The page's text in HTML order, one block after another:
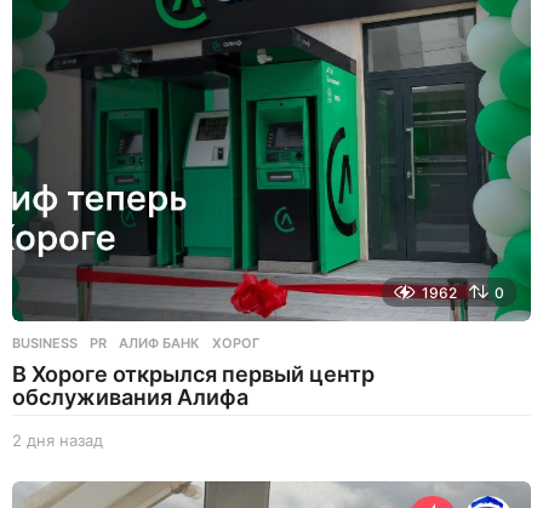
д
1962 0
BUSINESS ,PR АЛИФ БАНК ,ХОРОГ
В Хороге открылся первый центр
обслуживания Алифа
2 дня назад
н